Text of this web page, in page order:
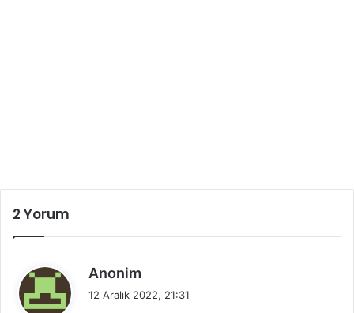
2 Yorum
Anonim
e
12 Aralık 2022, 21:31